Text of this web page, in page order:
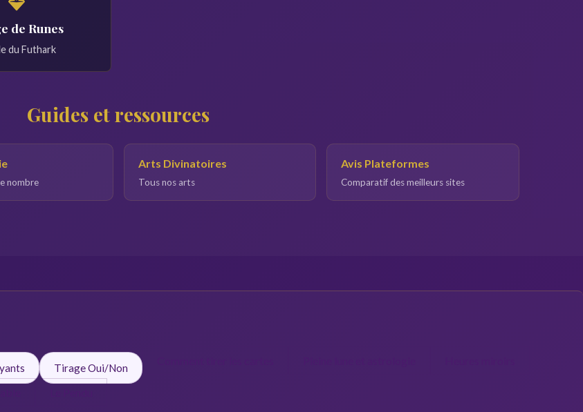
de Runes
du Futhark
Guides et ressources
nombre
Arts Divinatoires
Tous nos arts
Avis Plateformes
Comparatif des meilleurs sites
Tirage Oui/Non